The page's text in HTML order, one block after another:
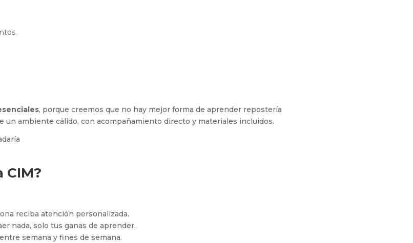
, porque creemos que no hay mejor forma de aprender repostería
un ambiente cálido, con acompañamiento directo y materiales incluidos.
CIM?
reciba atención personalizada.
nada, solo tus ganas de aprender.
semana y fines de semana.